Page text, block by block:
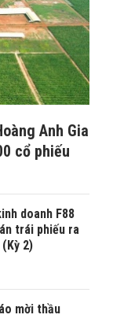
Anh Gia
cổ phiếu
doanh F88
trái phiếu ra
2)
mời thầu